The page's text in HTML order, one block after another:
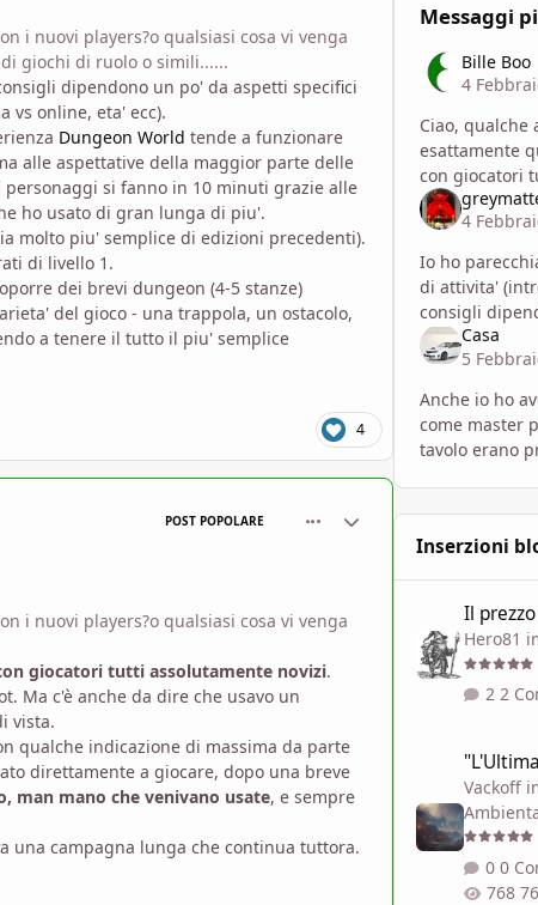
i nuovi players?o qualsiasi cosa vi venga
giochi di ruolo o simili......
dipendono un po' da aspetti specifici
vs online, eta' ecc).
Dungeon World tende a funzionare
alle aspettative della maggior parte delle
si fanno in 10 minuti grazie alle
ho usato di gran lunga di piu'.
molto piu' semplice di edizioni precedenti).
di livello 1.
dei brevi dungeon (4-5 stanze)
del gioco - una trappola, un ostacolo,
a tenere il tutto il piu' semplice
4
POST POPOLARE comment_1791481
Statistiche Autore
i nuovi players?o qualsiasi cosa vi venga
giocatori tutti assolutamente novizi.
Ma c'è anche da dire che usavo un
vista.
qualche indicazione di massima da parte
direttamente a giocare, dopo una breve
man mano che venivano usate, e sempre
una campagna lunga che continua tuttora.
Messaggi
Bille Boo
4
Ciao, qualche
esattamente
con giocatori
da dire che
(3 o 4, non
4
Io ho
di attivita'
consigli
(es. numero
sessione,
Casa
5
Anche io ho
come master
tavolo erano
Inserzioni
Il
Hero81
2
Vackoff
0